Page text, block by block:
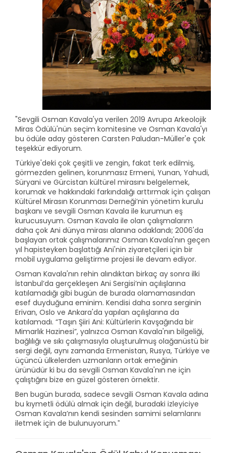
"Sevgili Osman Kavala'ya verilen 2019 Avrupa Arkeolojik
Miras Ödülü'nün seçim komitesine ve Osman Kavala'yı
bu ödüle aday gösteren Carsten Paludan-Müller'e çok
teşekkür ediyorum.
Türkiye'deki çok çeşitli ve zengin, fakat terk edilmiş,
görmezden gelinen, korunmasız Ermeni, Yunan, Yahudi,
Süryani ve Gürcistan kültürel mirasını belgelemek,
korumak ve hakkındaki farkındalığı arttırmak için çalışan
Kültürel Mirasın Korunması Derneği’nin yönetim kurulu
başkanı ve sevgili Osman Kavala ile kurumun eş
kurucusuyum. Osman Kavala ile olan çalışmalarım
daha çok Ani dünya mirası alanına odaklandı; 2006'da
başlayan ortak çalışmalarımız Osman Kavala'nın geçen
yıl hapisteyken başlattığı Ani'nin ziyaretçileri için bir
mobil uygulama geliştirme projesi ile devam ediyor.
Osman Kavala'nın rehin alındıktan birkaç ay sonra ilki
İstanbul’da gerçekleşen Ani Sergisi’nin açılışlarına
katılamadığı gibi bugün de burada olamamasından
esef duyduğuna eminim. Kendisi daha sonra serginin
Erivan, Oslo ve Ankara'da yapılan açılışlarına da
katılamadı. “Taşın Şiiri Ani: Kültürlerin Kavşağında bir
Mimarlık Hazinesi”, yalnızca Osman Kavala'nın bilgeliği,
bağlılığı ve sıkı çalışmasıyla oluşturulmuş olağanüstü bir
sergi değil, aynı zamanda Ermenistan, Rusya, Türkiye ve
üçüncü ülkelerden uzmanların ortak emeğinin
ürünüdür ki bu da sevgili Osman Kavala'nın ne için
çalıştığını bize en güzel gösteren örnektir.
Ben bugün burada, sadece sevgili Osman Kavala adına
bu kıymetli ödülü almak için değil, buradaki izleyiciye
Osman Kavala’nın kendi sesinden samimi selamlarını
iletmek için de bulunuyorum."